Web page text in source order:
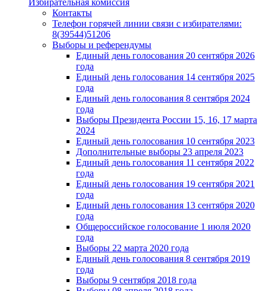
Избирательная комиссия
Контакты
Телефон горячей линии связи с избирателями:
8(39544)51206
Выборы и референдумы
Единый день голосования 20 сентября 2026
года
Единый день голосования 14 сентября 2025
года
Единый день голосования 8 сентября 2024
года
Выборы Президента России 15, 16, 17 марта
2024
Единый день голосования 10 сентября 2023
Дополнительные выборы 23 апреля 2023
Единый день голосования 11 сентября 2022
года
Единый день голосования 19 сентября 2021
года
Единый день голосования 13 сентября 2020
года
Общероссийское голосование 1 июля 2020
года
Выборы 22 марта 2020 года
Единый день голосования 8 сентября 2019
года
Выборы 9 сентября 2018 года